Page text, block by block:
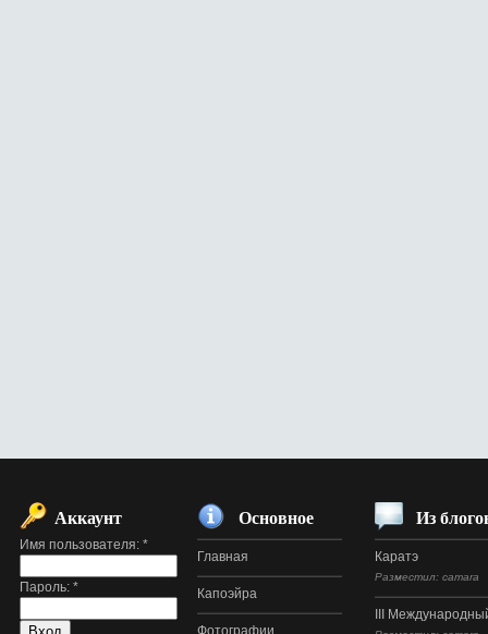
Аккаунт
Имя пользователя: *
Пароль: *
Основное
Главная
Капоэйра
Фотографии
Из
Каратэ
Разместил: camara
III